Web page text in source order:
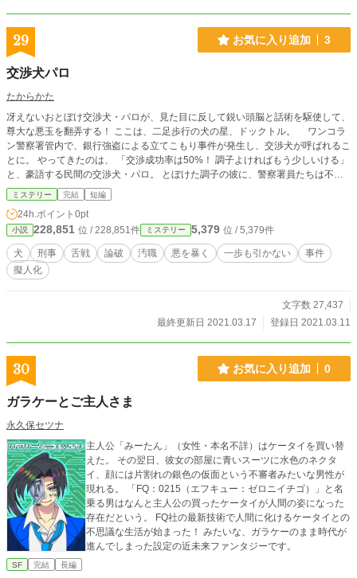
29 お気に入り追加 3
交渉犬パロ
たからかた
冴えないおとぼけ交渉犬・パロが、見た目に反して鋭い頭脳と話術を駆使して、
尊大な悪玉を翻弄する！ ここは、二足歩行の犬の星、ドックトル。 ワンコラ
ン警察署管内で、銀行強盗による立てこもり事件が発生し、交渉犬が呼ばれるこ
とに。 やってきたのは、 「交渉成功率は50%！ 調子よければもう少しいける」
と、豪語する民間の交渉犬・パロ。 とぼけた調子の彼に、警察署員たちは不安
になるのだが、実は凄腕の交渉犬で・・・？！ 「やれば何とかワンダフル交渉
課所属。 交渉犬パロ。 よろしくお願いします。」
ミステリー 完結 短編
24h.ポイント 0pt
小説 228,851 位 / 228,851件 ミステリー 5,379 位 / 5,379件
犬 刑事 舌戦 論破 汚職 悪を暴く 一歩も引かない
事件
擬人化
文字数 27,437
最終更新日 2021.03.17
登録日 2021.03.11
30 お気に入り追加 0
ガラケーとご主人さま
永久保セツナ
主人公「みーたん」（女性・本名不詳）はケータイを買い替
えた。 その翌日、彼女の部屋に青いスーツに水色のネクタ
イ、顔には片割れの銀色の仮面という不審者みたいな男性が
現れる。 「FQ：0215（エフキュー：ゼロニイチゴ）」と名
乗る男はなんと主人公の買ったケータイが人間の姿になった
存在だという。 FQ社の最新技術で人間に化けるケータイとの
不思議な生活が始まった！ みたいな、ガラケーのまま時代が
進んでしまった設定の近未来ファンタジーです。
SF 完結 長編